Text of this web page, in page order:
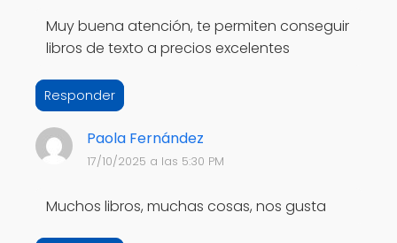
Muy buena atención, te permiten conseguir
libros de texto a precios excelentes
Responder
Paola Fernández
17/10/2025 a las 5:30 PM
Muchos libros, muchas cosas, nos gusta